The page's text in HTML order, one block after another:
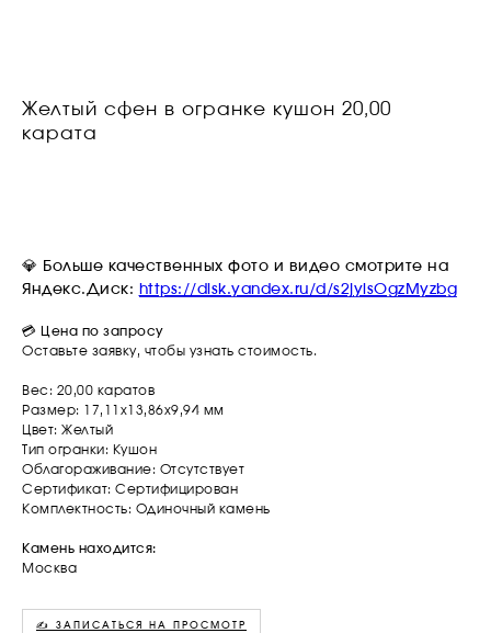
Желтый сфен в огранке кушон 20,00
карата
💎 Больше качественных фото и видео смотрите на
Яндекс.Диск: https://disk.yandex.ru/d/s2jylsOgzMyzbg
💳 Цена по запросу
Оставьте заявку, чтобы узнать стоимость.
Вес: 20,00 каратов
Размер: 17,11х13,86х9,94 мм
Цвет: Желтый
Тип огранки: Кушон
Облагораживание: Отсутствует
Сертификат: Сертифицирован
Комплектность: Одиночный камень
Камень находится:
Москва
✍️ ЗАПИСАТЬСЯ НА ПРОСМОТР